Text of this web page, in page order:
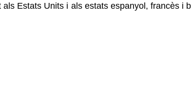
Estats Units i als estats espanyol, francès i